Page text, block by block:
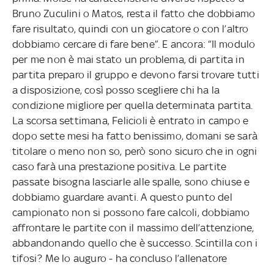
Bruno Zuculini o Matos, resta il fatto che dobbiamo
fare risultato, quindi con un giocatore o con l’altro
dobbiamo cercare di fare bene”. E ancora: “Il modulo
per me non è mai stato un problema, di partita in
partita preparo il gruppo e devono farsi trovare tutti
a disposizione, così posso scegliere chi ha la
condizione migliore per quella determinata partita.
La scorsa settimana, Felicioli è entrato in campo e
dopo sette mesi ha fatto benissimo, domani se sarà
titolare o meno non so, però sono sicuro che in ogni
caso farà una prestazione positiva. Le partite
passate bisogna lasciarle alle spalle, sono chiuse e
dobbiamo guardare avanti. A questo punto del
campionato non si possono fare calcoli, dobbiamo
affrontare le partite con il massimo dell’attenzione,
abbandonando quello che è successo. Scintilla con i
tifosi? Me lo auguro - ha concluso l’allenatore